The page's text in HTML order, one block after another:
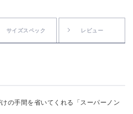
サイズスペック レビュー
の手間を省いてくれる「スーパーノン